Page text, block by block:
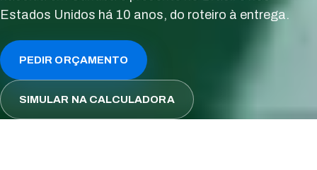
Estados Unidos há 10 anos, do roteiro à entrega.
PEDIR ORÇAMENTO
SIMULAR NA CALCULADORA